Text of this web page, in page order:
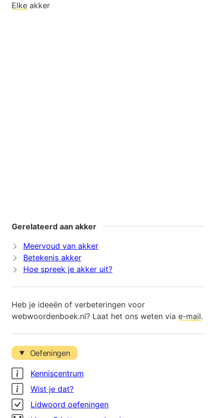
Elke akker
Gerelateerd aan akker
Meervoud van akker
Betekenis akker
Hoe spreek je akker uit?
Heb je ideeën of verbeteringen voor
webwoordenboek.nl? Laat het ons weten via e-mail.
Oefeningen
Kenniscentrum
Wist je dat?
Lidwoord oefeningen